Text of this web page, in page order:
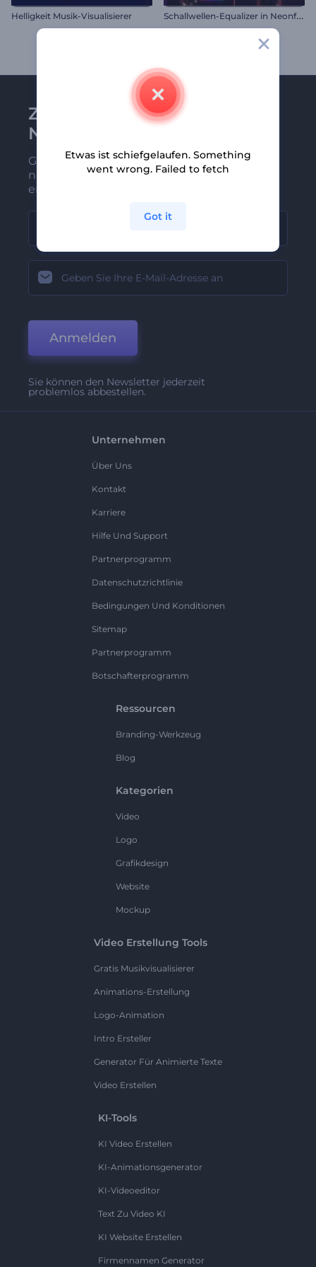
Helligkeit Musik-Visualisierer S
challwellen-Equalizer in Neonfarben
Zu Renderforest-
Newsletter anmelden
Gehören Sie zu den Ersten, die unsere
neuesten Nachrichten und Angebote
erhalten
Anmelden
Sie können den Newsletter jederzeit
problemlos abbestellen.
Unternehmen
Über Uns
Kontakt
Karriere
Hilfe Und Support
Partnerprogramm
Datenschutzrichtlinie
Bedingungen Und Konditionen
Sitemap
Partnerprogramm
Botschafterprogramm
Ressourcen
Branding-Werkzeug
Blog
Kategorien
Video
Logo
Grafikdesign
Website
Mockup
Video Erstellung Tools
Gratis Musikvisualisierer
Animations-Erstellung
Logo-Animation
Intro Ersteller
Generator Für Animierte Texte
Video Erstellen
KI-Tools
KI Video Erstellen
KI-Animationsgenerator
KI-Videoeditor
Text Zu Video KI
KI Website Erstellen
Firmennamen Generator
Etwas ist schiefgelaufen. Something
went wrong. Failed to fetch
Got it